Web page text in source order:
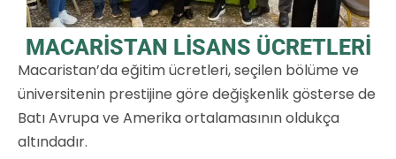
MACARİSTAN LİSANS ÜCRETLERİ
Macaristan’da eğitim ücretleri, seçilen bölüme ve
üniversitenin prestijine göre değişkenlik gösterse de
Batı Avrupa ve Amerika ortalamasının oldukça
altındadır.